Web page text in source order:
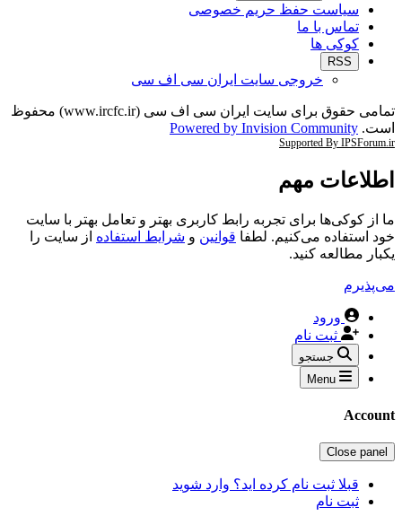
سیاست حفظ حریم خصوصی
تماس با ما
کوکی ها
RSS
خروجی سایت ایران سی اف سی
تمامی حقوق برای سایت ایران سی اف سی (www.ircfc.ir) محفوظ
است. Powered by Invision Community
Supported By IPSForum.ir
اطلاعات مهم
ما از کوکی‌ها برای تجربه رابط کاربری بهتر و تعامل بهتر با سایت
خود استفاده می‌کنیم. لطفا قوانین و شرایط استفاده از سایت را
یکبار مطالعه کنید.
می‌پذیرم
ورود
ثبت نام
جستجو
Menu
Account
Close panel
قبلا ثبت نام کرده اید؟ وارد شوید
ثبت نام